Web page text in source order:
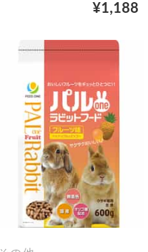
¥1,188